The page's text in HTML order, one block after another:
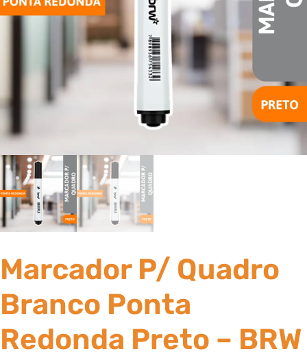
Marcador P/ Quadro
Branco Ponta
Redonda Preto – BRW